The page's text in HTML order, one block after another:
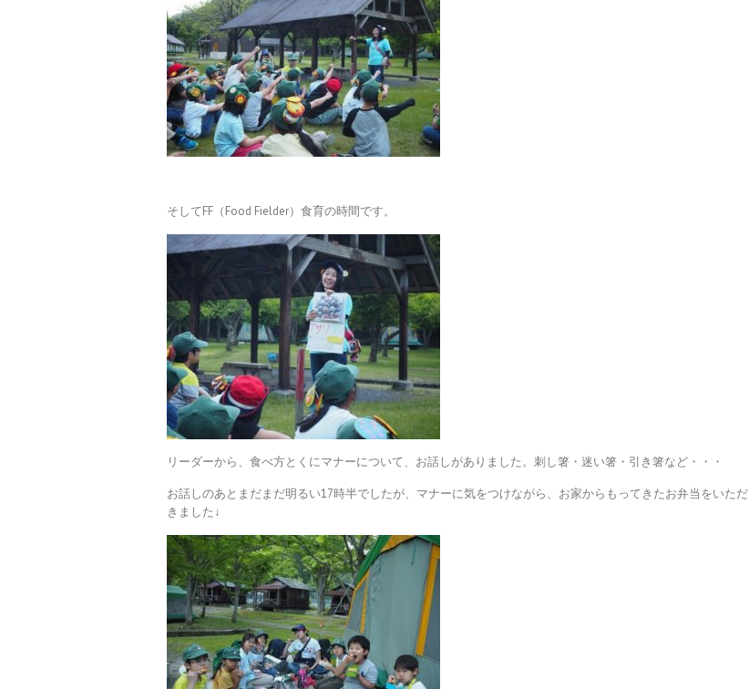
そしてFF（Food Fielder）食育の時間です。
リーダーから、食べ方とくにマナーについて、お話しがありました。刺し箸・迷い箸・引き箸など・・・
お話しのあとまだまだ明るい17時半でしたが、マナーに気をつけながら、お家からもってきたお弁当をいただ
きました↓